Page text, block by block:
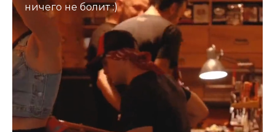
ничего не болит :)